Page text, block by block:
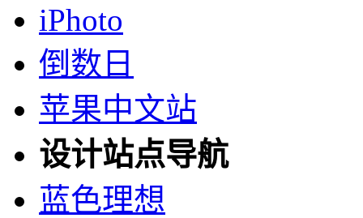
iPhoto
倒数日
苹果中文站
设计站点导航
蓝色理想